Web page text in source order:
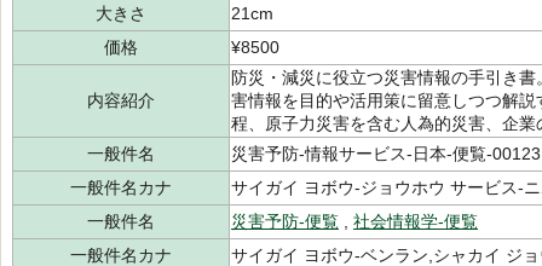
大きさ
21cm
価格
¥8500
内容紹介
防災・減災に役立つ災害情報の手引き
害情報を目的や活用策に留意しつつ解
程、原子力災害を含む人為的災害、企
一般件名
災害予防-情報サービス-日本-便覧-
一般件名カナ
サイガイ ヨボウ-ジョウホウ サービス-
一般件名
災害予防-便覧
社会情報学-便覧
一般件名カナ
サイガイ ヨボウ-ベンラン,シャカイ ジ